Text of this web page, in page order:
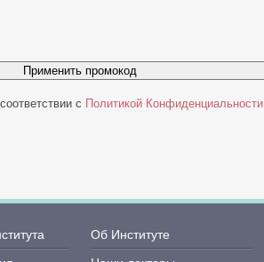
Применить промокод
с Политикой Конфиденциальности
Об Институте